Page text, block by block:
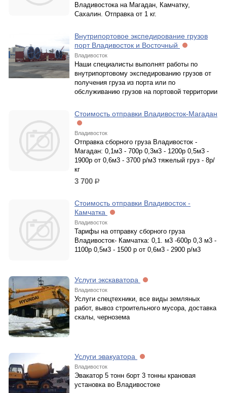
Владивостока на Магадан, Камчатку,
Сахалин. Отправка от 1 кг.
Внутрипортовое экспедирование грузов
порт Владивосток и Восточный
Владивосток
Наши специалисты выполнят работы по
внутрипортовому экспедированию грузов от
получения груза из порта или по
обслуживанию грузов на портовой территории
Стоимость отправки Владивосток-Магадан
Владивосток
Отправка сборного груза Владивосток -
Магадан: 0,1м3 - 700р 0,3м3 - 1200р 0,5м3 -
1900р от 0,6м3 - 3700 р/м3 тяжелый груз - 8р/
кг
3 700 р.
Стоимость отправки Владивосток -
Камчатка
Владивосток
Тарифы на отправку сборного груза
Владивосток- Камчатка: 0,1. м3 -600р 0,3 м3 -
1100р 0,5м3 - 1500 р от 0,6м3 - 2900 р/м3
Услуги экскаватора
Владивосток
Услуги спецтехники, все виды земляных
работ, вывоз строительного мусора, доставка
скалы, чернозема
Услуги эвакуатора
Владивосток
Эвакатор 5 тонн борт 3 тонны крановая
установка во Владивостоке